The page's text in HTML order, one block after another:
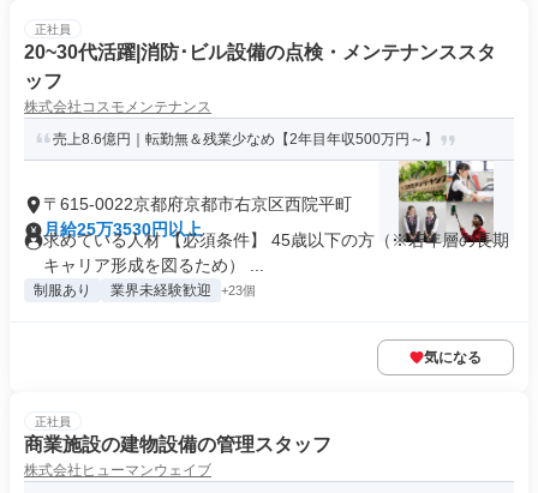
正社員
20~30代活躍|消防･ビル設備の点検・メンテナンススタ
ッフ
株式会社コスモメンテナンス
売上8.6億円｜転勤無＆残業少なめ【2年目年収500万円～】
〒615-0022京都府京都市右京区西院平町
月給25万3530円以上
求めている人材 【必須条件】 45歳以下の方（※若年層の長期
キャリア形成を図るため） ...
制服あり 業界未経験歓迎 +23個
気になる
正社員
商業施設の建物設備の管理スタッフ
株式会社ヒューマンウェイブ